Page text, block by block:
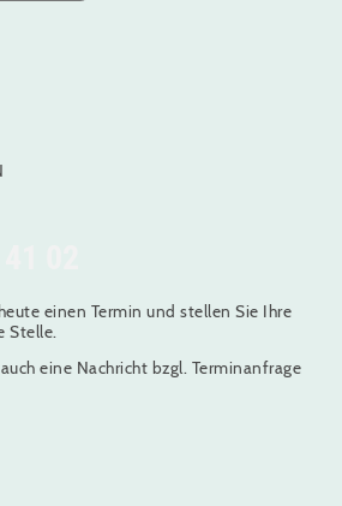
einen Termin und stellen Sie Ihre
Stelle.
eine Nachricht bzgl. Terminanfrage